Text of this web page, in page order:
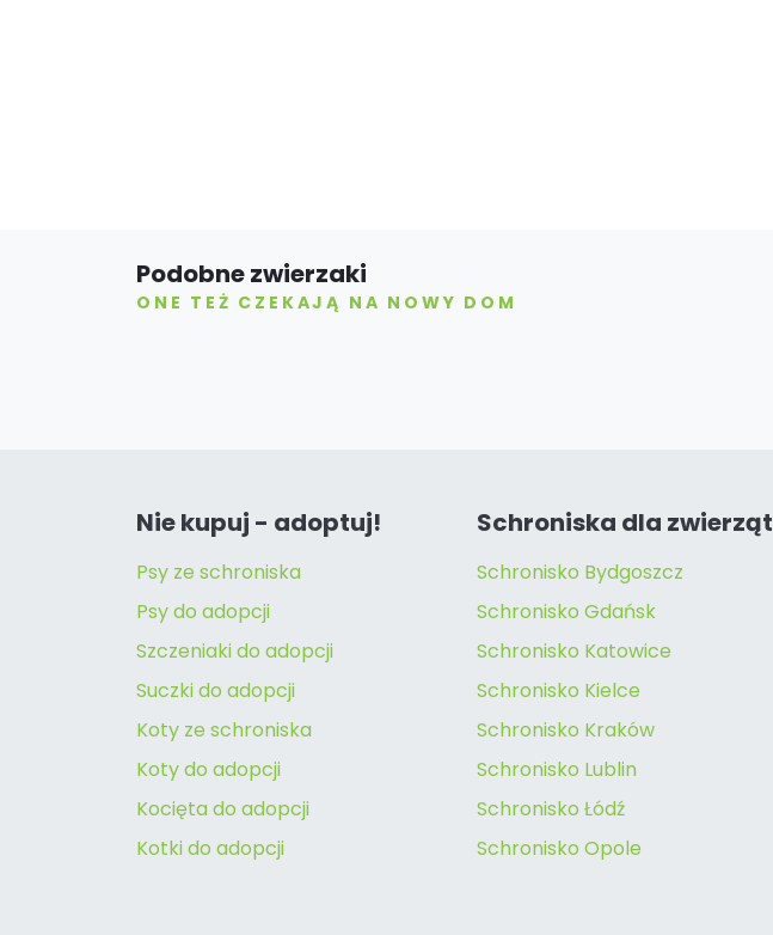
Podobne zwierzaki
ONE TEŻ CZEKAJĄ NA NOWY DOM
Nie kupuj - adoptuj!
Psy ze schroniska
Psy do adopcji
Szczeniaki do adopcji
Suczki do adopcji
Koty ze schroniska
Koty do adopcji
Kocięta do adopcji
Kotki do adopcji
Schroniska dla zwierząt
Schronisko Bydgoszcz
Schronisko Gdańsk
Schronisko Katowice
Schronisko Kielce
Schronisko Kraków
Schronisko Lublin
Schronisko Łódź
Schronisko Opole